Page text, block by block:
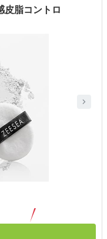
皮脂コントロ